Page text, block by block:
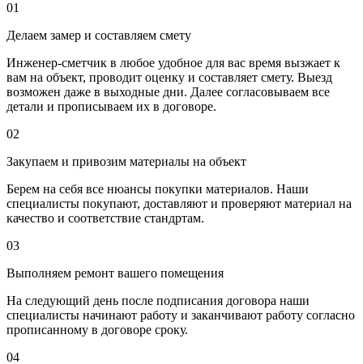
01
Делаем замер и составляем смету
Инженер-сметчик в любое удобное для вас время вызжает к
вам на объект, проводит оценку и составляет смету. Выезд
возможен даже в выходные дни. Далее согласовываем все
детали и прописываем их в договоре.
02
Закупаем и привозим материалы на объект
Берем на себя все нюансы покупки материалов. Наши
специалисты покупают, доставляют и проверяют материал на
качество и соответствие стандртам.
03
Выполняем ремонт вашего помещения
На следующий день после подписания договора наши
специалисты начинают работу и заканчивают работу согласно
прописанному в договоре сроку.
04